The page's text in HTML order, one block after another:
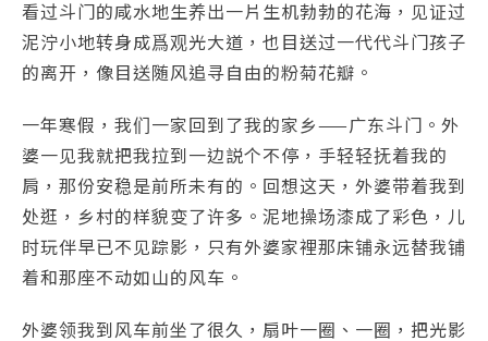
看过斗门的咸水地生养出一片生机勃勃的花海，见证过
泥泞小地转身成爲观光大道，也目送过一代代斗门孩子
的离开，像目送随风追寻自由的粉菊花瓣。
一年寒假，我们一家回到了我的家乡——广东斗门。外
婆一见我就把我拉到一边説个不停，手轻轻抚着我的
肩，那份安稳是前所未有的。回想这天，外婆带着我到
处逛，乡村的样貌变了许多。泥地操场漆成了彩色，儿
时玩伴早已不见踪影，只有外婆家裡那床铺永远替我铺
着和那座不动如山的风车。
外婆领我到风车前坐了很久，扇叶一圈、一圈，把光影